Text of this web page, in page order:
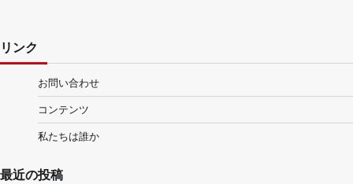
リンク
お問い合わせ
コンテンツ
私たちは誰か
最近の投稿